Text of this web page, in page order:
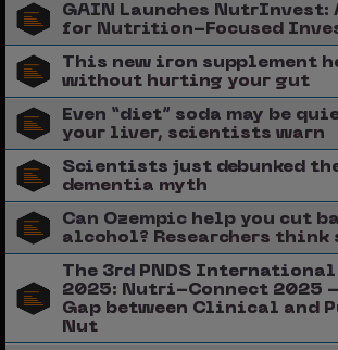
GAIN Launches NutrInvest:
for Nutrition-Focused
This new iron supplement
without hurting your gut
Even “diet” soda may be
your liver, scientists warn
Scientists just debunked
dementia myth
Can Ozempic help you cut
alcohol? Researchers think
The 3rd PNDS International
2025: Nutri-Connect 2025
Gap between Clinical and
Nut